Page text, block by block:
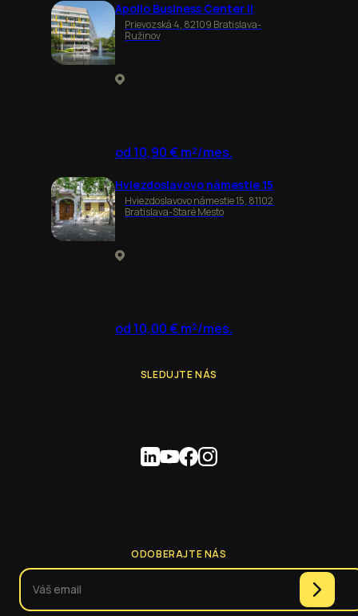
Apollo Business Center II
Prievozská 4, 82109 Bratislava-
Ružinov
od 10,90 € m²/mes.
Hviezdoslavovo námestie 15
Hviezdoslavovo námestie 15, 81102
Bratislava-Staré Mesto
od 10,00 € m²/mes.
SLEDUJTE NÁS
ODOBERAJTE NÁS